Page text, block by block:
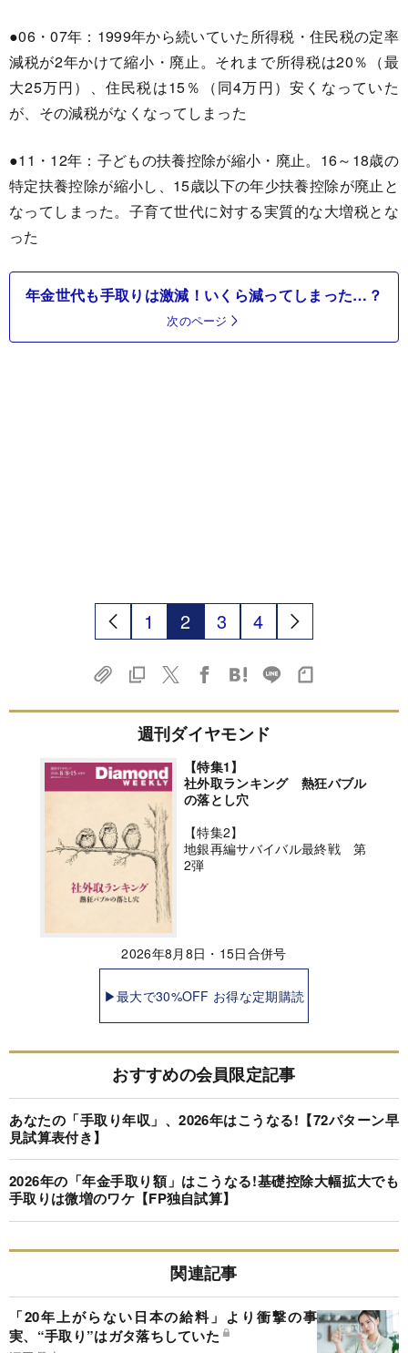
●06・07年：1999年から続いていた所得税・住民税の定率
減税が2年かけて縮小・廃止。それまで所得税は20％（最
大25万円）、住民税は15％（同4万円）安くなっていた
が、その減税がなくなってしまった
●11・12年：子どもの扶養控除が縮小・廃止。16～18歳の
特定扶養控除が縮小し、15歳以下の年少扶養控除が廃止と
なってしまった。子育て世代に対する実質的な大増税とな
った
年金世代も手取りは激減！いくら減ってしまった…？
次のページ
1 2 3 4
週刊ダイヤモンド
【特集1】
社外取ランキング 熱狂バブル
の落とし穴
【特集2】
地銀再編サバイバル最終戦 第
2弾
2026年8月8日・15日合併号
▶最大で30%OFF お得な定期購読
おすすめの会員限定記事
あなたの「手取り年収」、2026年はこうなる!【72パターン早
見試算表付き】
2026年の「年金手取り額」はこうなる!基礎控除大幅拡大でも
手取りは微増のワケ【FP独自試算】
関連記事
「20年上がらない日本の給料」より衝撃の事
実、“手取り”はガタ落ちしていた